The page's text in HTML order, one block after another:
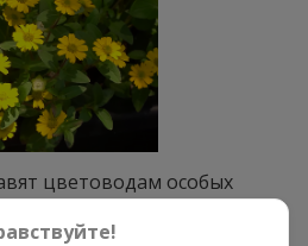
цветоводам особых
могут даже